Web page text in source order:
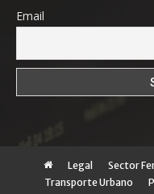
Email
Legal Sector
Transporte Urbano